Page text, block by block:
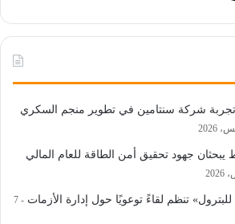
شركة سنتامين في تطوير منجم السكري
يبحثان جهود تحقيق أمن الطاقة للعام المالي
تنظم لقاءً توعويًا حول إدارة الأزمات
7